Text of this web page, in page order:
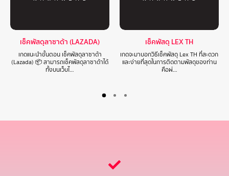
เช็คพัสดุลาซาด้า (LAZADA)
เกดแนะนำขั้นตอน เช็คพัสดุลาซาด้า
(Lazada) 📦 สามารถเช็คพัสดุลาซาด้าได้
ทั้งบนเว็บไ…
เช็คพัสดุ LEX TH
เกดจะมาบอกวิธีเช็คพัสดุ Lex TH ที่สะดวก
และง่ายที่สุดในการติดตามพัสดุของท่าน
คือผ่…